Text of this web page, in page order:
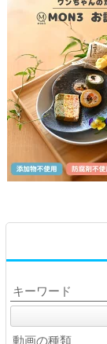
キーワード
動画の種類